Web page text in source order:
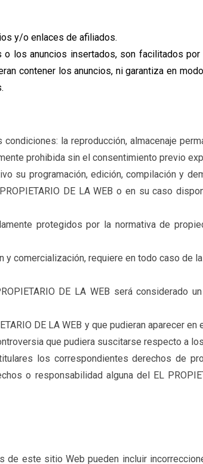
y/o enlaces de afiliados.
los anuncios insertados, son facilitados
contener los anuncios, ni garantiza en
la reproducción, almacenaje
prohibida sin el consentimiento previo
su programación, edición, compilación y
DE LA WEB o en su caso
protegidos por la normativa de
comercialización, requiere en todo caso de
DE LA WEB será considerado
DE LA WEB y que pudieran aparecer
que pudiera suscitarse respecto a
los correspondientes derechos de
o responsabilidad alguna del EL
este sitio Web pueden incluir